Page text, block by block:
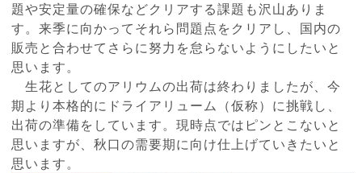
題や安定量の確保などクリアする課題も沢山ありま
す。来季に向かってそれら問題点をクリアし、国内の
販売と合わせてさらに努力を怠らないようにしたいと
思います。
生花としてのアリウムの出荷は終わりましたが、今
期より本格的にドライアリューム（仮称）に挑戦し、
出荷の準備をしています。現時点ではピンとこないと
思いますが、秋口の需要期に向け仕上げていきたいと
思います。